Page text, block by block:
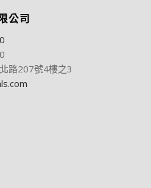
公司
路207號4樓之3